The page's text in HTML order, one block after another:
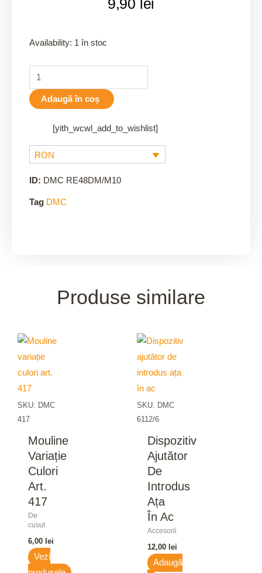
9,90 lei
Availability: 1 în stoc
Adaugă în coș
[yith_wcwl_add_to_wishlist]
RON
ID: DMC RE48DM/M10
Tag DMC
Produse similare
SKU: DMC
417
Mouline
Variație
Culori
Art.
417
De
cusut
6,00 lei
Vezi
SKU: DMC
6112/6
Dispozitiv
Ajutător
De
Introdus
Ața
În Ac
Accesorii
12,00 lei
Adaugă